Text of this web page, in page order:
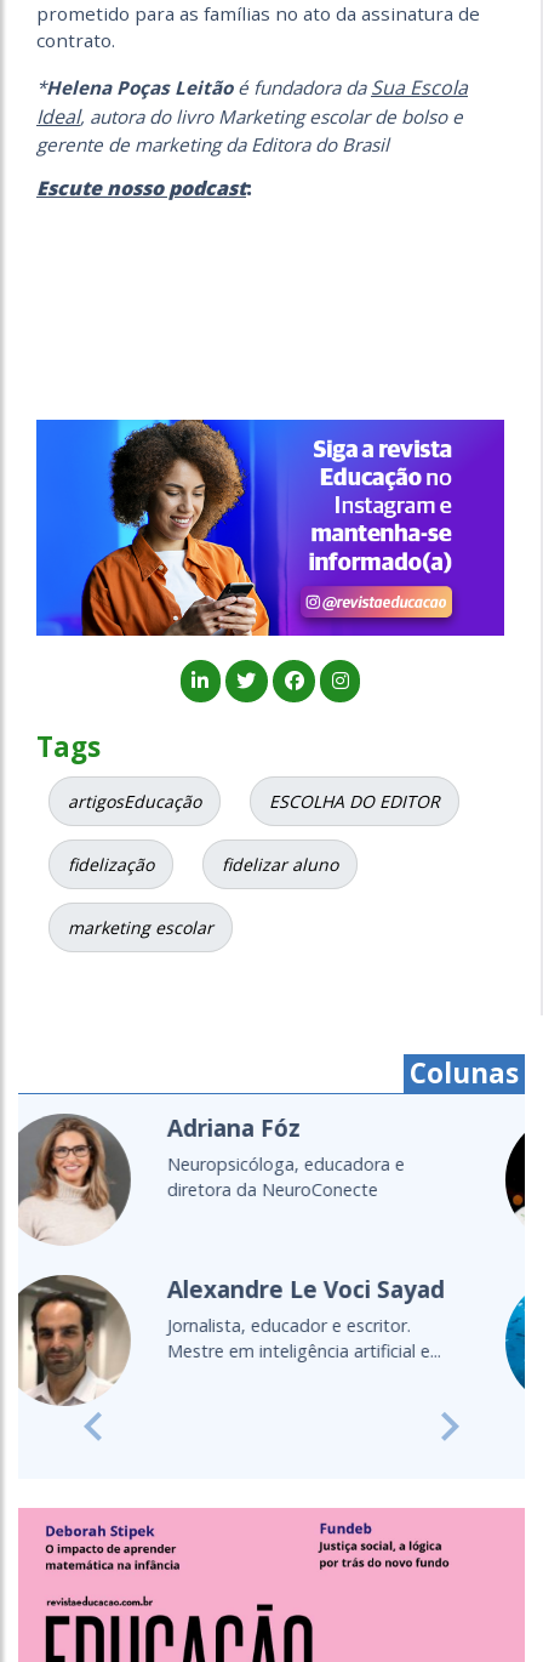
prometido para as famílias no ato da assinatura de
contrato.
*Helena Poças Leitãoé fundadora da Sua Escola
Ideal, autora do livro Marketing escolar de bolso e
gerente de marketing da Editora do Brasil
Escute nosso podcast:
Tags
artigosEducação ESCOLHA DO EDITOR
fidelização fidelizar aluno
marketing escolar
Colunas
Cristine Takuá
É do povo Maxacali, filósofa,
educadora, aprendiz de parteira.
Cultura Oceânica
Entenda a importância de levar o
oceano para a sala de aula
Previous Next